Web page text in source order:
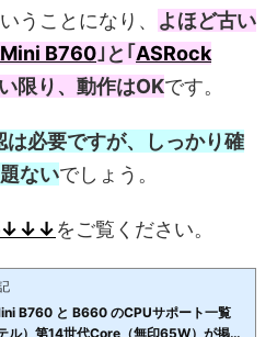
うことになり、 よほど古い
B760 ｣と｢ ASRock
限り、動作はOKです。
必要ですが、しっかり確
ないでしょう。
↓↓↓をご覧ください。
B760 と B660 のCPUサポート一覧
ル）第14世代Core（無印65W）が掲